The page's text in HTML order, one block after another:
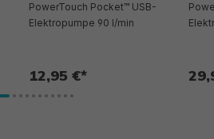
PowerTouch Pocket™ USB-
Elektropumpe 90 l/min
12,95 €*